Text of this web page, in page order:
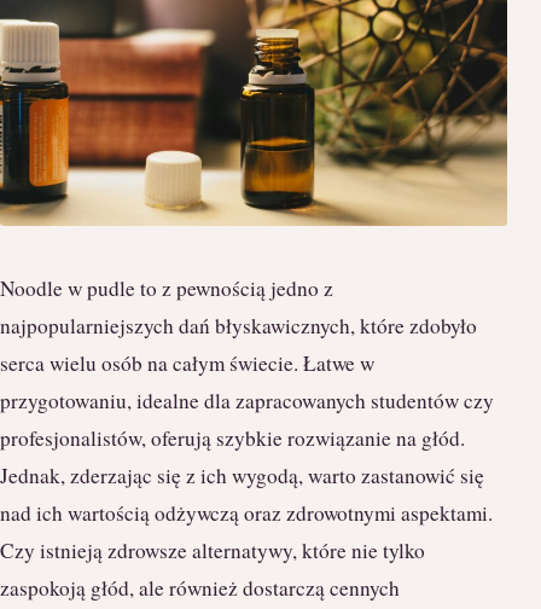
Noodle w pudle to z pewnością jedno z
najpopularniejszych dań błyskawicznych, które zdobyło
serca wielu osób na całym świecie. Łatwe w
przygotowaniu, idealne dla zapracowanych studentów czy
profesjonalistów, oferują szybkie rozwiązanie na głód.
Jednak, zderzając się z ich wygodą, warto zastanowić się
nad ich wartością odżywczą oraz zdrowotnymi aspektami.
Czy istnieją zdrowsze alternatywy, które nie tylko
zaspokoją głód, ale również dostarczą cennych